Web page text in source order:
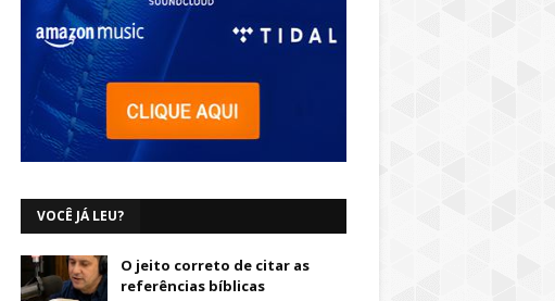
VOCÊ JÁ LEU?
O jeito correto de citar as
referências bíblicas